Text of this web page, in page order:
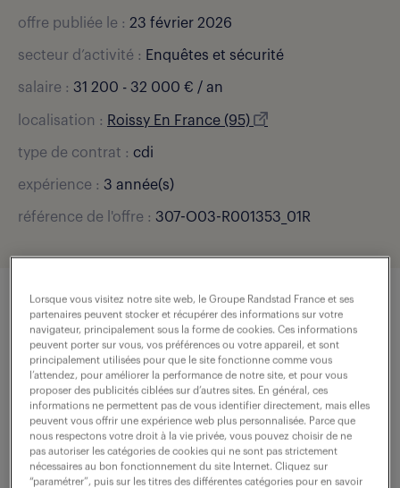
offre publiée le : 23 février 2026
secteur d’activité : Enquêtes et sécurité
salaire : 31 200 - 32 000 € / an
localisation : Roissy En France (95)
type de contrat : cdi
expérience : 3 année(s)
référence de l'offre : 307-O03-R001353_01R
description du poste
Missions principales :
- Vérifier l'application de la législation du travail
dans les domaines de prévention
- Analyser de tous les accidents du travail
Lorsque vous visitez notre site web, le Groupe Randstad France et ses
partenaires peuvent stocker et récupérer des informations sur votre
navigateur, principalement sous la forme de cookies. Ces informations
peuvent porter sur vous, vos préférences ou votre appareil, et sont
principalement utilisées pour que le site fonctionne comme vous
l’attendez, pour améliorer la performance de notre site, et pour vous
proposer des publicités ciblées sur d’autres sites. En général, ces
informations ne permettent pas de vous identifier directement, mais elles
peuvent vous offrir une expérience web plus personnalisée. Parce que
nous respectons votre droit à la vie privée, vous pouvez choisir de ne
pas autoriser les catégories de cookies qui ne sont pas strictement
nécessaires au bon fonctionnement du site Internet. Cliquez sur
“paramétrer”, puis sur les titres des différentes catégories pour en savoir